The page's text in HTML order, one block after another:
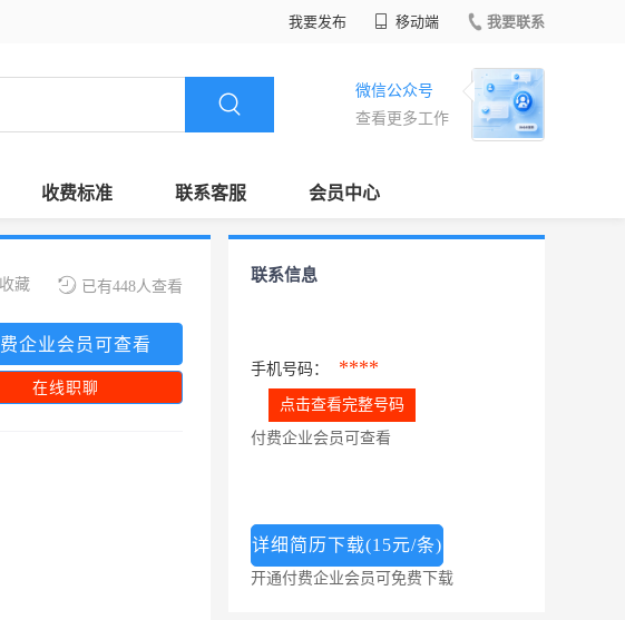
我要发布 移动端 我要联系
微信公众号
查看更多工作
收费标准 联系客服 会员中心
已有448人查看
收藏
企业会员可查看
在线职聊
联系信息
手机号码： ****
点击查看完整号码
付费企业会员可查看
详细简历下载(15元/条)
开通付费企业会员可免费下载